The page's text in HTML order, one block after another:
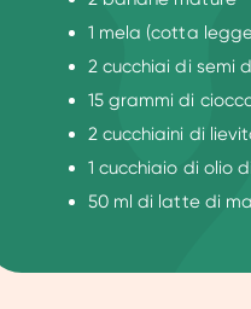
1 mela (cotta
2 cucchiai di semi
15 grammi di
2 cucchiaini di
1 cucchiaio di olio
50 ml di latte di